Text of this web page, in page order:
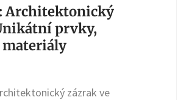
Architektonický
prvky,
materiály
zázrak ve